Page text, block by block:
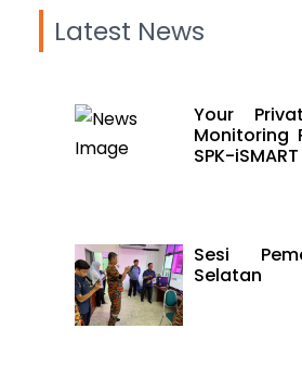
Latest News
Your
Monitoring
SPK-iSMART
Sesi
Selatan